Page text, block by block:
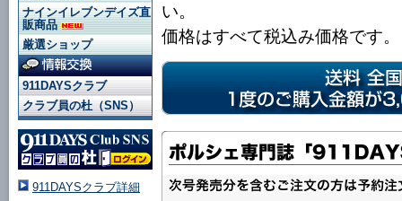
い。
価格はすべて税込み価格です。
ナインイレブンデイズ直
販商品
厳選ショップ
911DAYSクラブ
クラブ員の杜（SNS）
911DAYSクラブ詳細